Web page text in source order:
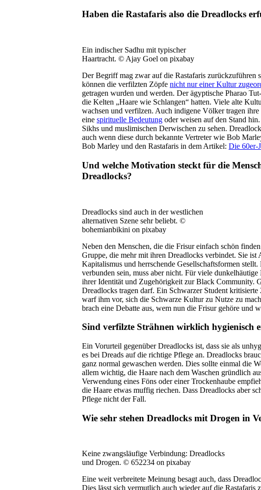
Haben die Rastafaris also die Dreadlocks
Ein indischer Sadhu mit typischer
Haartracht. © Ajay Goel on pixabay
Der Begriff mag zwar auf die Rastafaris zurückzuführen
können die verfilzten Zöpfe nicht nur einer Kultur
getragen wurden und werden. Der ägyptische Pharao
die Kelten „Haare wie Schlangen“ hatten. Viele alte
wachsen und verfilzen. Auch indigene Völker tragen
eine spirituelle Bedeutung oder weisen auf den Stand
Sikhs und muslimischen Derwischen zu sehen.
auch wenn diese durch bekannte Vertreter wie Bob
Bob Marley und den Rastafaris in dem Artikel: Die 60er-
Und welche Motivation steckt für die
Dreadlocks?
Dreadlocks sind auch in der westlichen
alternativen Szene sehr beliebt. ©
bohemianbikini on pixabay
Neben den Menschen, die die Frisur einfach schön
Gruppe, die mehr mit ihren Dreadlocks verbindet. Sie ist
Kapitalismus und herrschende Gesellschaftsformen
verbunden sein, muss aber nicht. Für viele
ihrer Identität und Zugehörigkeit zur Black Community.
Dreadlocks tragen darf. Ein Schwarzer Student
warf ihm vor, sich die Schwarze Kultur zu Nutze zu
brach eine Debatte aus, wem nun die Frisur gehöre und
Sind verfilzte Strähnen wirklich hygienisch
Ein Vorurteil gegenüber Dreadlocks ist, dass sie als
es bei Dreads auf die richtige Pflege an. Dreadlocks
ganz normal gewaschen werden. Dies sollte einmal die
allem wichtig, die Haare nach dem Waschen gründlich
Verwendung eines Föns oder einer Trockenhaube
die Haare etwas muffig riechen. Dass Dreadlocks aber
Pflege nicht der Fall.
Wie sehr stehen Dreadlocks mit Drogen in
Keine zwangsläufige Verbindung: Dreadlocks
und Drogen. © 652234 on pixabay
Eine weit verbreitete Meinung besagt auch, dass
Dies lässt sich vermutlich auch wieder auf die